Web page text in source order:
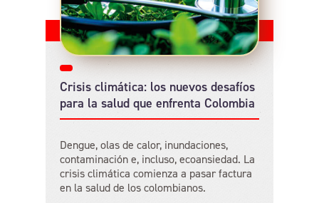
Crisis climática: los nuevos desafíos
para la salud que enfrenta Colombia
Dengue, olas de calor, inundaciones,
contaminación e, incluso, ecoansiedad. La
crisis climática comienza a pasar factura
en la salud de los colombianos.